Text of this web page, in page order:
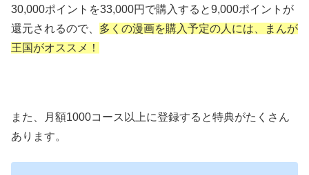
30,000ポイントを33,000円で購入すると9,000ポイントが
還元されるので、 多くの漫画を購入予定の人には、まんが
王国がオススメ！
また、月額1000コース以上に登録すると特典がたくさん
あります。